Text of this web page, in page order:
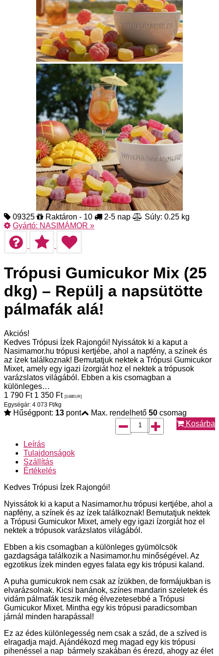
09325 Raktáron - 10 2-5 nap
Súly: 0.25 kg
Gyártó: NASIMÁMOR »
Trópusi Gumicukor Mix (25
dkg) – Repülj a napsütötte
pálmafák alá!
Akciós!
Kedves Trópusi Ízek Rajongói! Nyissátok ki a kaput a
Nasimamor.hu trópusi kertjébe, ahol a napfény, a színek és
az ízek találkoznak! Bemutatjuk nektek a Trópusi Gumicukor
Mixet, amely egy igazi ízorgiát hoz el nektek a trópusok
varázslatos világából. Ebben a kis csomagban a
különleges…
1 790 Ft 1 350 Ft [3.68EUR]
Egységár: 4 073 Ft/kg
Hűségpont: 13 pont Max. rendelhető 50 csomag
Kosárba
Leírás
Tulajdonságok
Szállítás
Értékelés
Kedves Trópusi Ízek Rajongói!
Nyissátok ki a kaput a Nasimamor.hu trópusi kertjébe, ahol a
napfény, a színek és az ízek találkoznak! Bemutatjuk nektek
a Trópusi Gumicukor Mixet, amely egy igazi ízorgiát hoz el
nektek a trópusok varázslatos világából.
Ebben a kis csomagban a különleges gyümölcsök
gazdagsága találkozik a Nasimamor.hu minőségével. Az
egzotikus ízek minden egyes falata egy kis trópusi kaland.
A puha gumicukrok nem csak az ízükben, de formájukban is
elvarázsolnak. Kicsi banánok, színes mandarin szeletek és
vidám pálmafák teszik még élvezetesebbé a Trópusi
Gumicukor Mixet. Mintha egy kis trópusi paradicsomban
járnál minden harapással!
Ez az édes különlegesség nem csak a szád, de a szíved is
elragadja majd. Ajándékozd meg magad egy kis trópusi
pihenéssel a nap bármely szakában és érezd, ahogy az élet